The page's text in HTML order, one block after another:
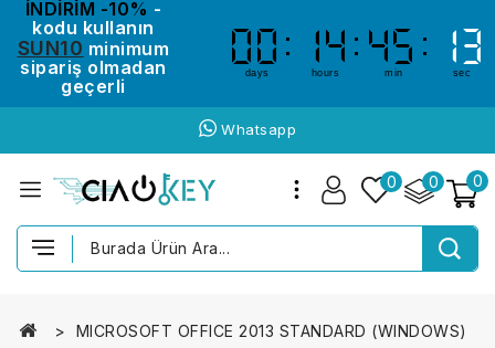
İNDİRİM -10% -
kodu kullanın
SUN10 minimum
sipariş olmadan
geçerli
00
00
days
14
14
hours
45
45
min
13
12
12
13
sec
Whatsapp
0
0
0
MICROSOFT OFFICE 2013 STANDARD (WINDOWS)